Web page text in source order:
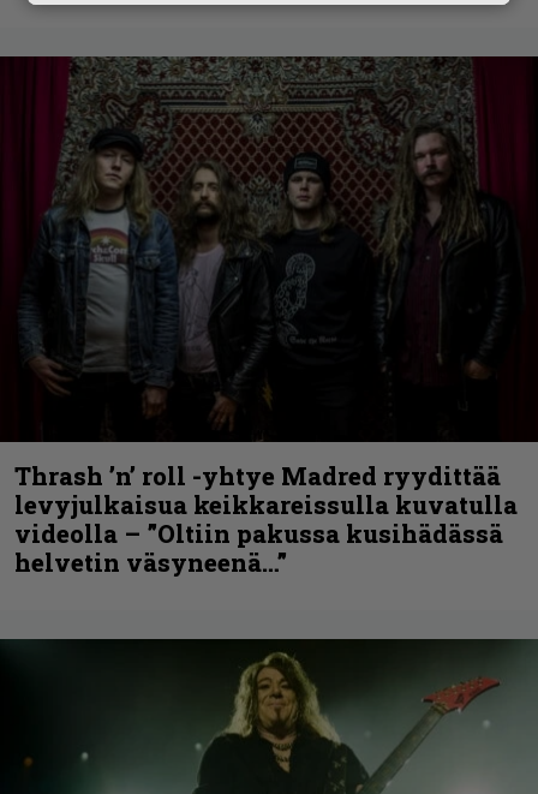
Thrash ’n’ roll -yhtye Madred ryydittää
levyjulkaisua keikkareissulla kuvatulla
videolla – ”Oltiin pakussa kusihädässä
helvetin väsyneenä…”